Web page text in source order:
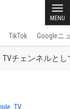
MENU
TikTok Googleニ
チェンネルとし